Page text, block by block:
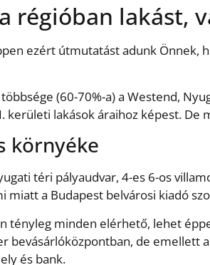
régióban lakást,
ezért útmutatást adunk Önnek,
(60-70%-a) a Westend,
kerületi lakások áraihoz képest. De
környéke
téri pályaudvar, 4-es 6-os
miatt a Budapest belvárosi kiadó
tényleg minden elérhető, lehet
bevásárlóközpontban, de emellett
és bank.